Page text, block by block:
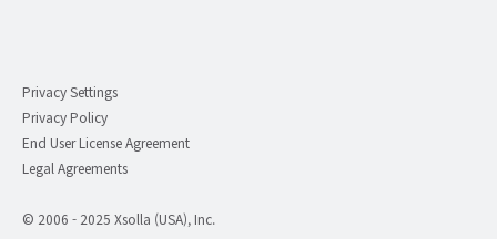
Privacy Settings
Privacy Policy
End User License Agreement
Legal Agreements
© 2006 - 2025 Xsolla (USA), Inc.